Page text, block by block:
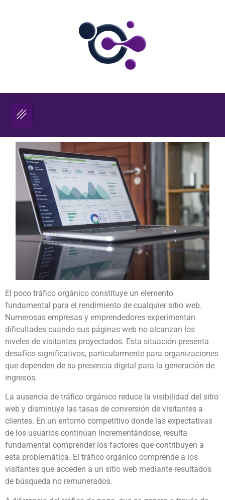
El poco tráfico orgánico constituye un elemento
fundamental para el rendimiento de cualquier sitio web.
Numerosas empresas y emprendedores experimentan
dificultades cuando sus páginas web no alcanzan los
niveles de visitantes proyectados. Esta situación presenta
desafíos significativos, particularmente para organizaciones
que dependen de su presencia digital para la generación de
ingresos.
La ausencia de tráfico orgánico reduce la visibilidad del sitio
web y disminuye las tasas de conversión de visitantes a
clientes. En un entorno competitivo donde las expectativas
de los usuarios continúan incrementándose, resulta
fundamental comprender los factores que contribuyen a
esta problemática. El tráfico orgánico comprende a los
visitantes que acceden a un sitio web mediante resultados
de búsqueda no remunerados.